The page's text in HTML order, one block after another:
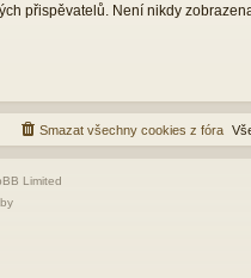
přispěvatelů. Není nikdy
Smazat všechny cookies z fóra
Limited